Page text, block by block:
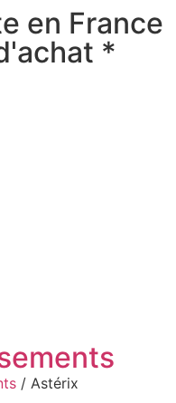
en France
*
/ Astérix